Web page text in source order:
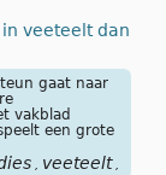
veeteelt dan
gaat naar
vakblad
een grote
, veeteelt ,